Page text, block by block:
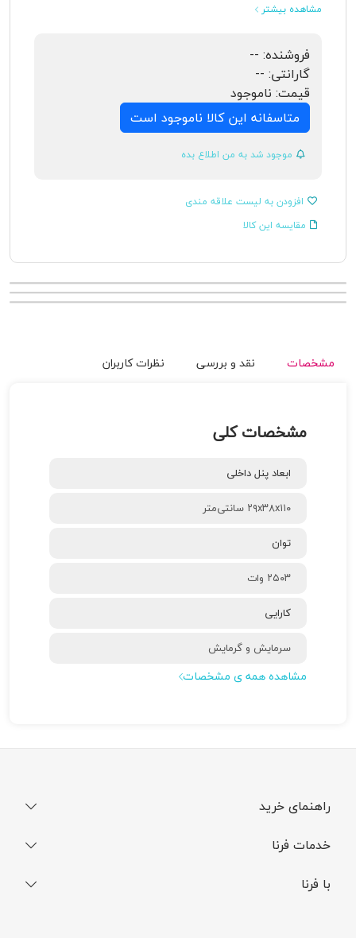
مشاهده بیشتر
فروشنده: --
گارانتی: --
قیمت: ناموجود
متاسفانه این کالا ناموجود است
موجود شد به من اطلاع بده
افزودن به لیست علاقه مندی
مقایسه این کالا
مشخصات نقد و بررسی نظرات کاربران
مشخصات کلی
ابعاد پنل داخلی
۲۹x۳۸x۱۱۰ سانتی‌متر
توان
۲۵۰۳ وات
کارایی
سرمایش و گرمایش
مشاهده همه ی مشخصات
راهنمای خرید
فرایند ارسال سفارش
راهنمای خرید اقساطی
خدمات فرنا
افتخارات فرنا
با فرنا